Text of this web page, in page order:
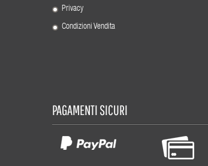
Privacy
Condizioni Vendita
PAGAMENTI SICURI